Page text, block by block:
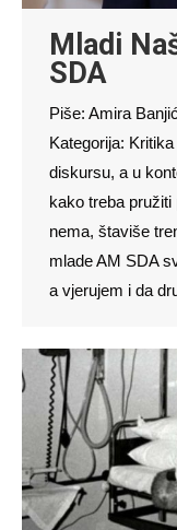
Mladi
SDA
Piše: Amira
Kategorija:
diskursu, a u
kako treba pružiti
nema, štaviše
mlade AM SDA
a vjerujem i da